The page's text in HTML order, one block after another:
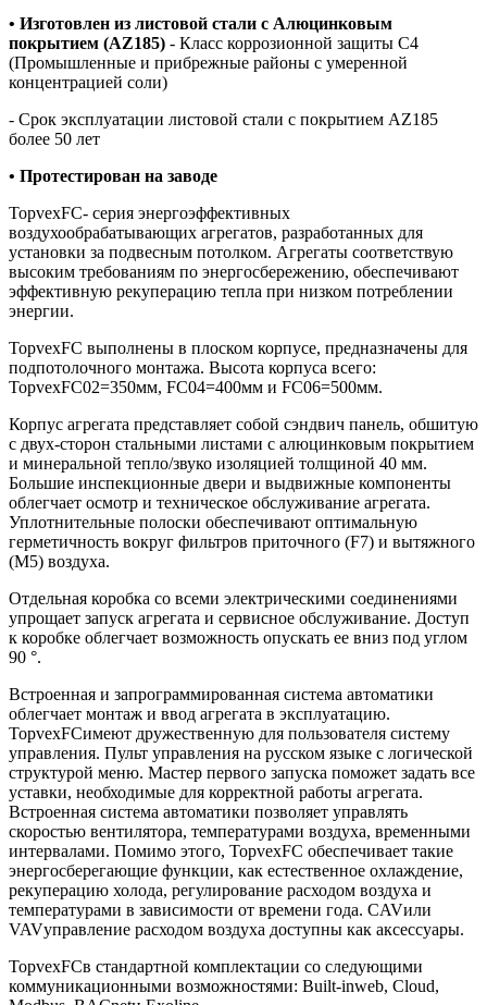
• Изготовлен из листовой стали с Алюцинковым
покрытием (AZ185) - Класс коррозионной защиты C4
(Промышленные и прибрежные районы с умеренной
концентрацией соли)
- Срок эксплуатации листовой стали с покрытием AZ185
более 50 лет
• Протестирован на заводе
TopvexFC- серия энергоэффективных
воздухообрабатывающих агрегатов, разработанных для
установки за подвесным потолком. Агрегаты соответствую
высоким требованиям по энергосбережению, обеспечивают
эффективную рекуперацию тепла при низком потреблении
энергии.
TopvexFC выполнены в плоском корпусе, предназначены для
подпотолочного монтажа. Высота корпуса всего:
TopvexFC02=350мм, FC04=400мм и FC06=500мм.
Корпус агрегата представляет собой сэндвич панель, обшитую
с двух-сторон стальными листами с алюцинковым покрытием
и минеральной тепло/звуко изоляцией толщиной 40 мм.
Большие инспекционные двери и выдвижные компоненты
облегчает осмотр и техническое обслуживание агрегата.
Уплотнительные полоски обеспечивают оптимальную
герметичность вокруг фильтров приточного (F7) и вытяжного
(M5) воздуха.
Отдельная коробка со всеми электрическими соединениями
упрощает запуск агрегата и сервисное обслуживание. Доступ
к коробке облегчает возможность опускать ее вниз под углом
90 °.
Встроенная и запрограммированная система автоматики
облегчает монтаж и ввод агрегата в эксплуатацию.
TopvexFCимеют дружественную для пользователя систему
управления. Пульт управления на русском языке с логической
структурой меню. Мастер первого запуска поможет задать все
уставки, необходимые для корректной работы агрегата.
Встроенная система автоматики позволяет управлять
скоростью вентилятора, температурами воздуха, временными
интервалами. Помимо этого, TopvexFC обеспечивает такие
энергосберегающие функции, как естественное охлаждение,
рекуперацию холода, регулирование расходом воздуха и
температурами в зависимости от времени года. CAVили
VAVуправление расходом воздуха доступны как аксессуары.
TopvexFCв стандартной комплектации со следующими
коммуникационными возможностями: Built-inweb, Cloud,